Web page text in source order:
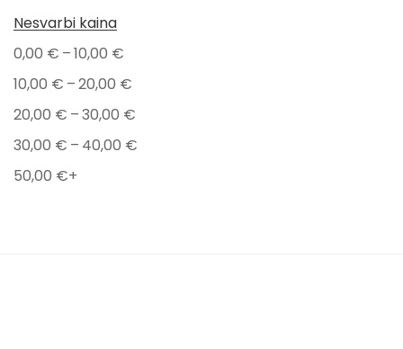
Prekiniai ženklai
BamBam
Dovanos
Naujagimiams
Gimtadieniui
Žaislai
Nesvarbi kaina
0,00 € –10,00 €
10,00 € –20,00 €
20,00 € –30,00 €
30,00 € – 40,00 €
50,00 €+